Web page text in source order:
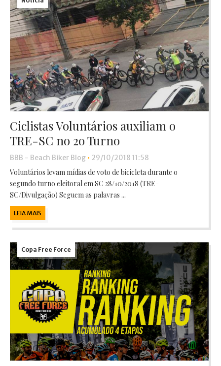
Ciclistas Voluntários auxiliam o
TRE-SC no 2o Turno
BBB - Beach Biker Blog • 29/10/2018 11:58
Voluntários levam mídias de voto de bicicleta durante o
segundo turno eleitoral em SC 28/10/2018 (TRE-
SC/Divulgação) Seguem as palavras ...
LEIA MAIS
Copa Free Force